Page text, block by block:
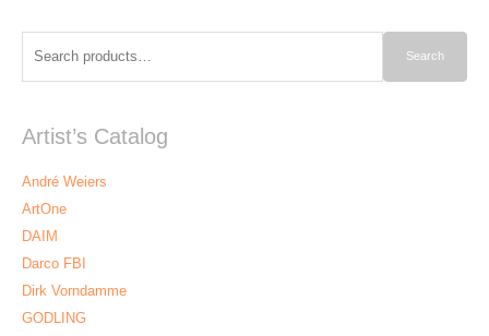
Search
Artist’s Catalog
André Weiers
ArtOne
DAIM
Darco FBI
Dirk Vorndamme
GODLING